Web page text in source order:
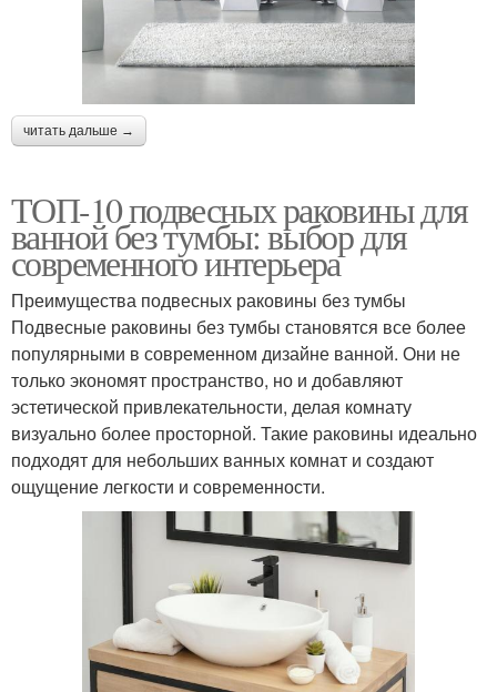
читать дальше →
ТОП-10 подвесных раковины для
ванной без тумбы: выбор для
современного интерьера
Преимущества подвесных раковины без тумбы
Подвесные раковины без тумбы становятся все более
популярными в современном дизайне ванной. Они не
только экономят пространство, но и добавляют
эстетической привлекательности, делая комнату
визуально более просторной. Такие раковины идеально
подходят для небольших ванных комнат и создают
ощущение легкости и современности.